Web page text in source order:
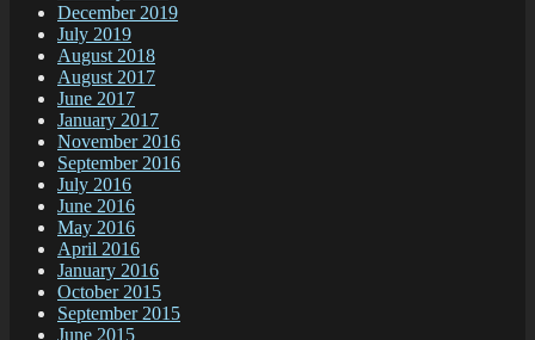
December 2019
July 2019
August 2018
August 2017
June 2017
January 2017
November 2016
September 2016
July 2016
June 2016
May 2016
April 2016
January 2016
October 2015
September 2015
June 2015